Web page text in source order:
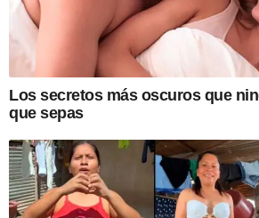
Los secretos más oscuros que
que sepas